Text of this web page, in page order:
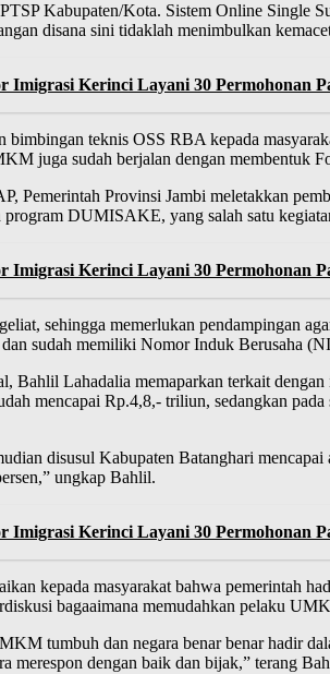
Kabupaten/Kota. Sistem Online Single
disana sini tidaklah menimbulkan
Kerinci Layani 30 Permohonan
teknis OSS RBA kepada
juga sudah berjalan dengan
Provinsi Jambi meletakkan
program DUMISAKE, yang salah satu
Kerinci Layani 30 Permohonan
sehingga memerlukan pendampingan
sudah memiliki Nomor Induk Berusaha
Lahadalia memaparkan terkait
mencapai Rp.4,8,- triliun, sedangkan
disusul Kabupaten Batanghari
ungkap Bahlil.
Kerinci Layani 30 Permohonan
kepada masyarakat bahwa pemerintah
bagaaimana memudahkan pelaku
tumbuh dan negara benar benar hadir
merespon dengan baik dan bijak,” terang